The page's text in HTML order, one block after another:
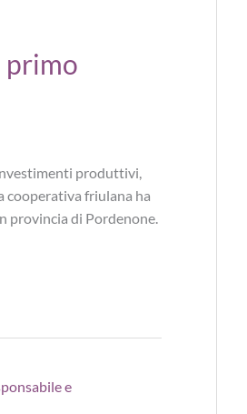
primo
produttivi,
cooperativa friulana ha
provincia di Pordenone.